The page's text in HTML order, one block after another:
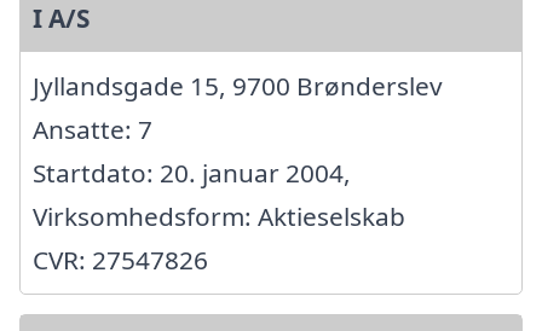
I A/S
Jyllandsgade 15, 9700 Brønderslev
Ansatte: 7
Startdato: 20. januar 2004,
Virksomhedsform: Aktieselskab
CVR: 27547826